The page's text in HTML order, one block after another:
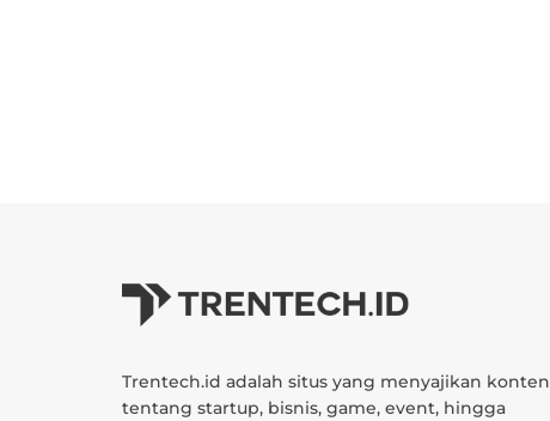
Trentech.id adalah situs yang menyajikan konten
tentang startup, bisnis, game, event, hingga